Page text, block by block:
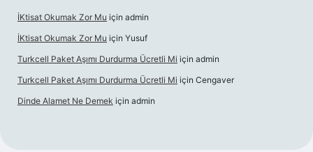
İKtisat Okumak Zor Mu için admin
İKtisat Okumak Zor Mu için Yusuf
Turkcell Paket Aşımı Durdurma Ücretli Mi için admin
Turkcell Paket Aşımı Durdurma Ücretli Mi için Cengaver
Dinde Alamet Ne Demek için admin